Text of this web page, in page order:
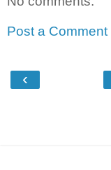
Post a Comment
‹